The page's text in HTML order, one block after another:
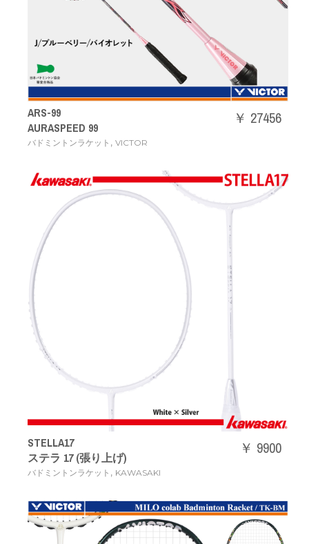
ARS-99
AURASPEED 99
バドミントンラケット , VICTOR
￥ 27456
STELLA17
ステラ 17 (張り上げ)
バドミントンラケット , KAWASAKI
￥ 9900